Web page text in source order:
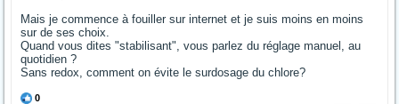
Mais je commence à fouiller sur internet et je suis moins en moins
sur de ses choix.
Quand vous dites "stabilisant", vous parlez du réglage manuel, au
quotidien ?
Sans redox, comment on évite le surdosage du chlore?
0